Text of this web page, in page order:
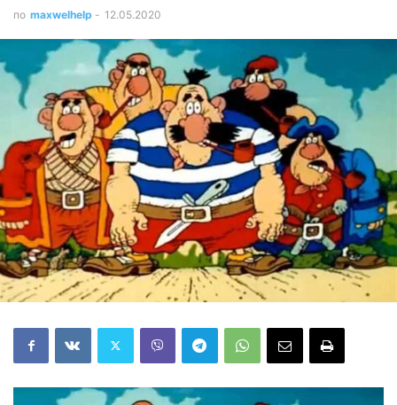
по maxwelhelp - 12.05.2020